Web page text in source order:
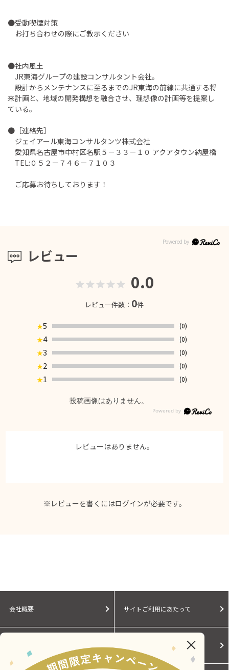
●受動喫煙対策
お打ち合わせの際にご教示ください
●社内風土
JR東海グループの建設コンサルタント会社。
設計からメンテナンスに至るまでのJR東海の前線に共通する将
来計画と、地域の開発構想を融合させ、理想像の計画等を提案し
ている。
●［連絡先］
ジェイアール東海コンサルタンツ株式会社
愛知県名古屋市中村区名駅５－３３－１０ アクアタウン納屋橋
TEL:０５２－７４６－７１０３
ご応募お待ちしております！
レビュー
0.0
レビュー件数： 0件
★5
(0)
★4
(0)
★3
(0)
★2
(0)
★1 (0)
投稿画像はありません。
レビューはありません。
※レビューを書くにはログインが必要です。
会社概要 サイトご利用にあたって